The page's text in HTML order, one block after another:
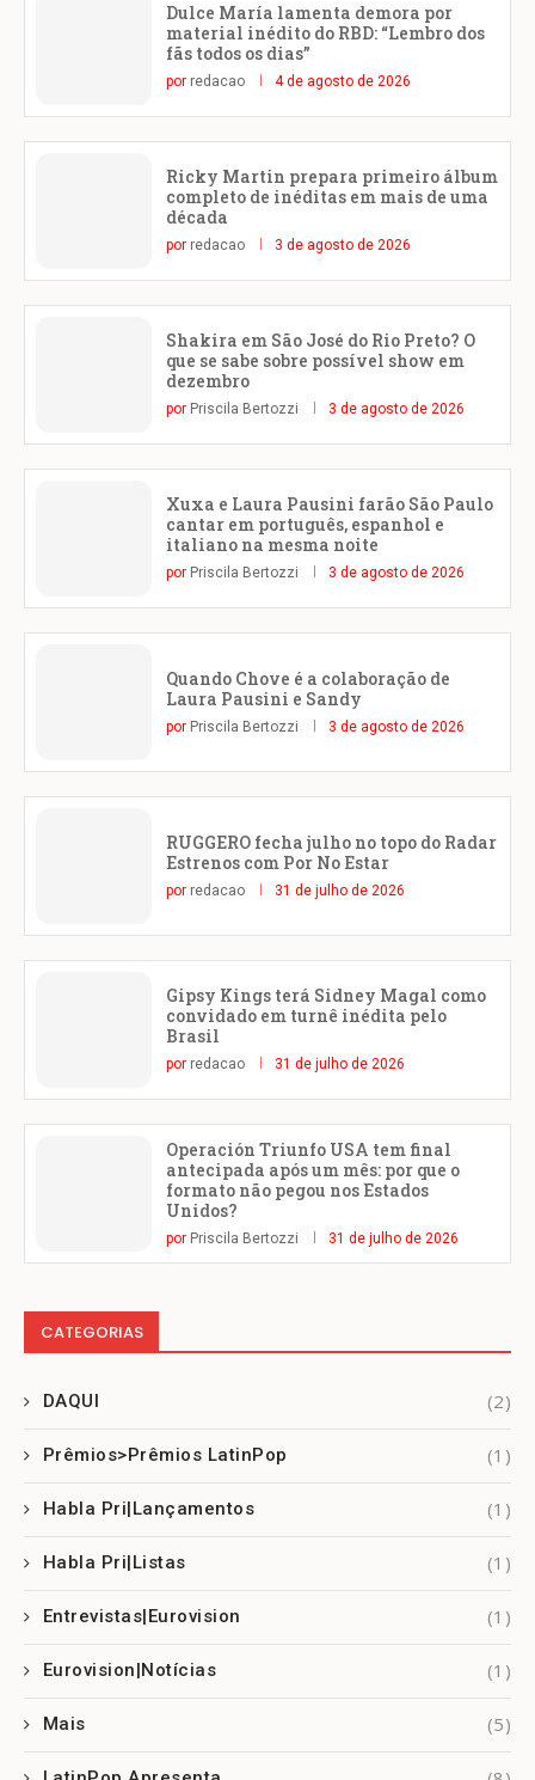
Dulce María lamenta demora por
material inédito do RBD: “Lembro dos
fãs todos os dias”
por redacao 4 de agosto de 2026
Ricky Martin prepara primeiro álbum
completo de inéditas em mais de uma
década
por redacao 3 de agosto de 2026
Shakira em São José do Rio Preto? O
que se sabe sobre possível show em
dezembro
por Priscila Bertozzi 3 de agosto de 2026
Xuxa e Laura Pausini farão São Paulo
cantar em português, espanhol e
italiano na mesma noite
por Priscila Bertozzi 3 de agosto de 2026
Quando Chove é a colaboração de
Laura Pausini e Sandy
por Priscila Bertozzi 3 de agosto de 2026
RUGGERO fecha julho no topo do Radar
Estrenos com Por No Estar
por redacao 31 de julho de 2026
Gipsy Kings terá Sidney Magal como
convidado em turnê inédita pelo
Brasil
por redacao 31 de julho de 2026
Operación Triunfo USA tem final
antecipada após um mês: por que o
formato não pegou nos Estados
Unidos?
por Priscila Bertozzi 31 de julho de 2026
CATEGORIAS
DAQUI (2)
Prêmios>Prêmios LatinPop (1)
Habla Pri|Lançamentos (1)
Habla Pri|Listas (1)
Entrevistas|Eurovision (1)
Eurovision|Notícias (1)
Mais (5)